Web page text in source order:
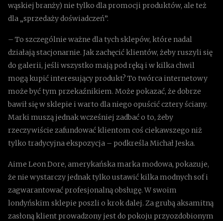
wąskiej branży) nie tylko dla promocji produktów, ale też
dla „sprzedaży doświadczeń”.
– To szczególnie ważne dla tych sklepów, które nadal
działają stacjonarnie. Jak zachęcić klientów, żeby ruszyli się
do galerii, jeśli wszystko mają pod ręką i w kilka chwil
mogą kupić interesujący produkt? To twórca internetowy
może być tym przekaźnikiem. Może pokazać, że dobrze
bawił się w sklepie i warto dla niego opuścić cztery ściany.
Marki muszą jednak wcześniej zadbać o to, żeby
rzeczywiście zafundować klientom coś ciekawszego niż
tylko tradycyjna ekspozycja – podkreśla Michał Jeska.
Aime Leon Dore, amerykańska marka modowa, pokazuje,
że nie wystarczy jednak tylko ustawić kilka modnych sof i
zagwarantować profesjonalną obsługę. W swoim
londyńskim sklepie poszli o krok dalej. Za grubą aksamitną
zasłoną klient prowadzony jest do pokoju przyozdobionym